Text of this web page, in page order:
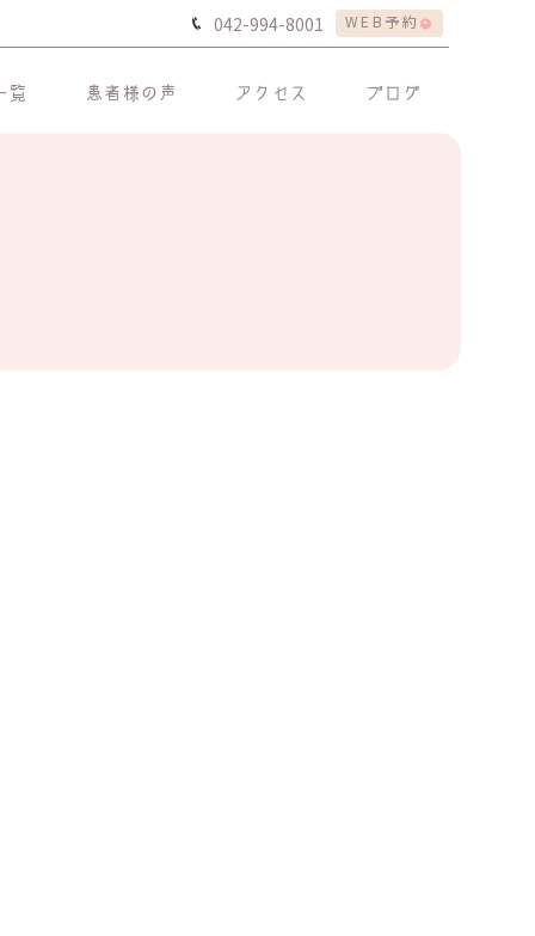
042-994-8001 WEB予約
覧 患者様の声 アクセス ブログ